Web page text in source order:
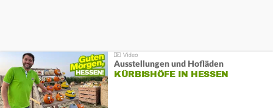
Ausstellungen und Hofläden
KÜRBISHÖFE IN HESSEN